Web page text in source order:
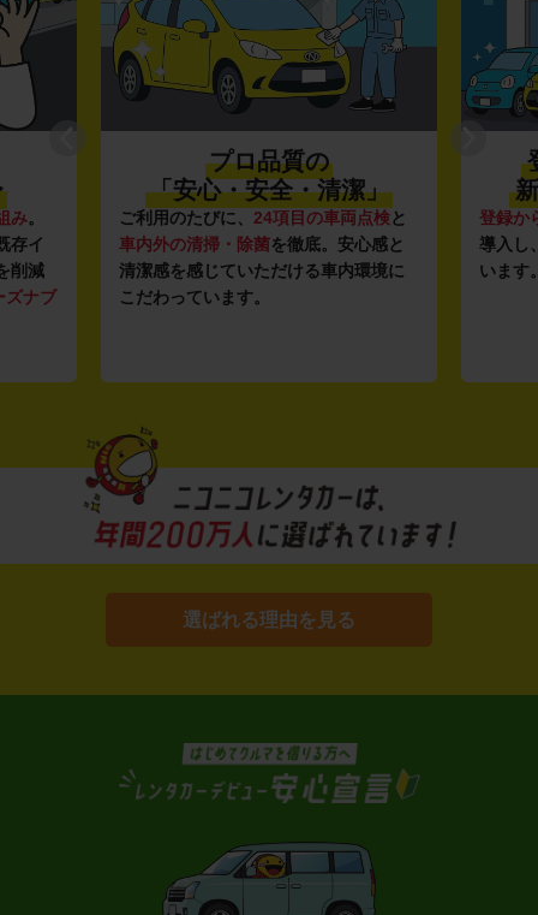
み。
存イ
削減
ズナブ
プロ品質の
「安心・安全・清潔」
ご利用のたびに、 24項目の車両点検と
車内外の清掃・除菌を徹底。安心感と
清潔感を感じていただける車内環境に
こだわっています。
登録か
導入し
います
選ばれる理由を見る